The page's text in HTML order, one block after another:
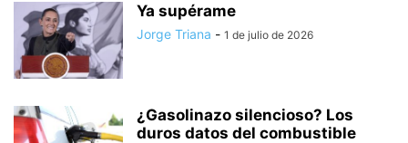
Ya supérame
Jorge Triana - 1 de julio de 2026
¿Gasolinazo silencioso? Los
duros datos del combustible